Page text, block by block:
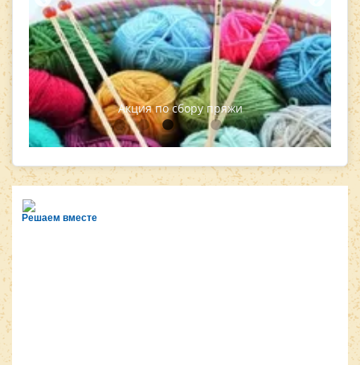
​ Внимание, держатели Пушкинской
карты! ​
Решаем вместе